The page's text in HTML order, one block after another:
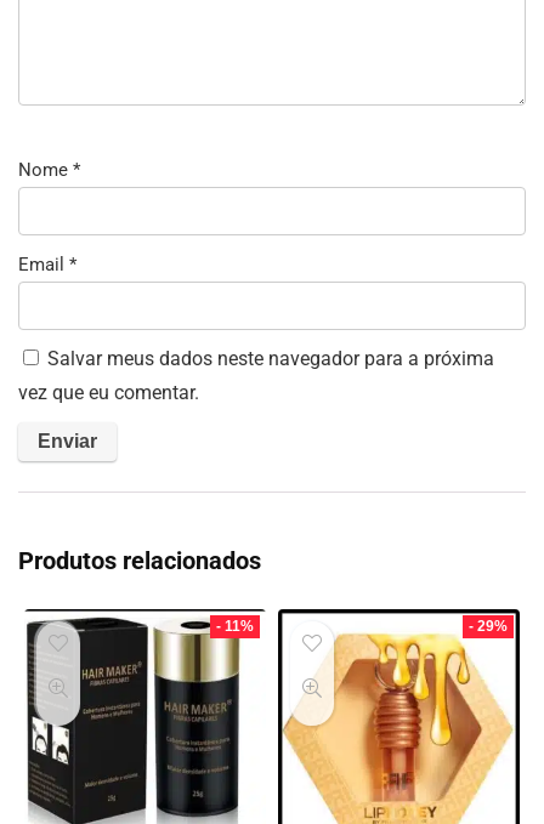
Nome *
Email *
Salvar meus dados neste navegador para a próxima
vez que eu comentar.
Produtos relacionados
- 11% - 29%